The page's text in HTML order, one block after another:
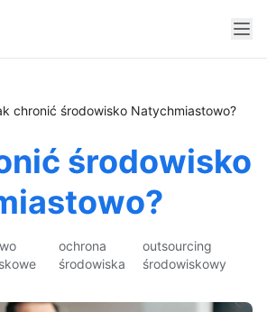
chronić środowisko Natychmiastowo?
środowisko
ochrona
środowiska
outsourcing
środowiskowy